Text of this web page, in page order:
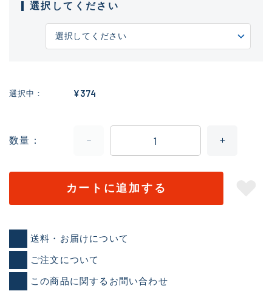
選択してください
選択中 ¥374
数量
カートに追加する
送料・お届けについて
ご注文について
この商品に関するお問い合わせ